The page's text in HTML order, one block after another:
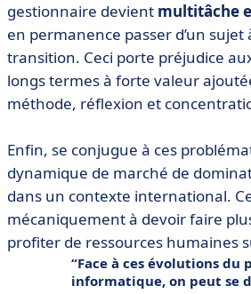
gestionnaire devient multitâche
en permanence passer d’un sujet
transition. Ceci porte préjudice
longs termes à forte valeur
méthode, réflexion et
Enfin, se conjugue à ces
dynamique de marché de
dans un contexte international.
mécaniquement à devoir faire
profiter de ressources humaines
Face à ces évolutions du
informatique, on peut se